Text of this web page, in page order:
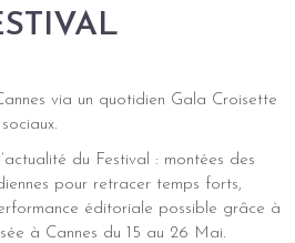
via un quotidien Gala Croisette
du Festival : montées des
pour retracer temps forts,
éditoriale possible grâce à
à Cannes du 15 au 26 Mai.